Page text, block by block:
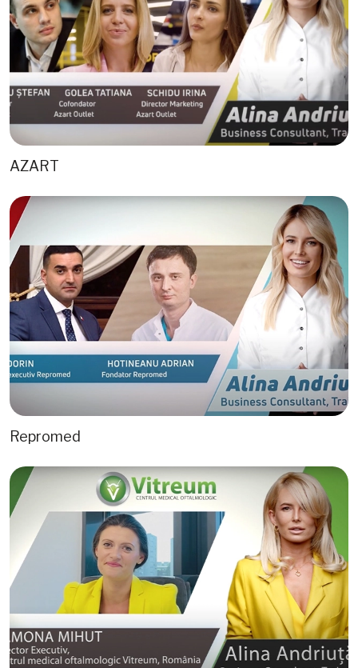
AZART
Repromed